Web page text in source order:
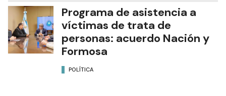
Programa de asistencia a
víctimas de trata de
personas: acuerdo Nación y
Formosa
POLÍTICA